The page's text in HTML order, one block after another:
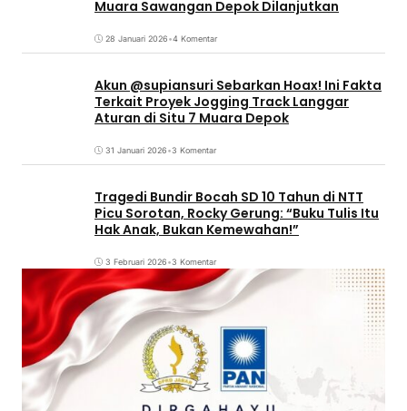
Muara Sawangan Depok Dilanjutkan
28 Januari 2026•4 Komentar
Akun @supiansuri Sebarkan Hoax! Ini Fakta
Terkait Proyek Jogging Track Langgar
Aturan di Situ 7 Muara Depok
31 Januari 2026•3 Komentar
Tragedi Bundir Bocah SD 10 Tahun di NTT
Picu Sorotan, Rocky Gerung: “Buku Tulis Itu
Hak Anak, Bukan Kemewahan!”
3 Februari 2026•3 Komentar